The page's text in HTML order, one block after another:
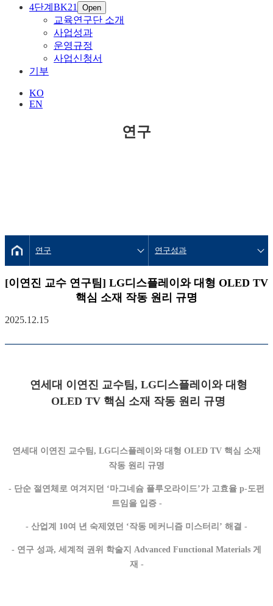
4단계BK21
Open
교육연구단 소개
사업성과
운영규정
사업신청서
기부
KO
EN
연구
연구 연구성과
[이연진 교수 연구팀] LG디스플레이와 대형 OLED TV
핵심 소재 작동 원리 규명
2025.12.15
연세대 이연진 교수팀, LG디스플레이와 대형
OLED TV 핵심 소재 작동 원리 규명
연세대 이연진 교수팀, LG디스플레이와 대형 OLED TV 핵심 소재
작동 원리 규명
- 단순 절연체로 여겨지던 ‘마그네슘 플루오라이드’가 고효율 p-도펀
트임을 입증 -
- 산업계 10여 년 숙제였던 ‘작동 메커니즘 미스터리’ 해결 -
- 연구 성과, 세계적 권위 학술지 Advanced Functional Materials 게
재 -